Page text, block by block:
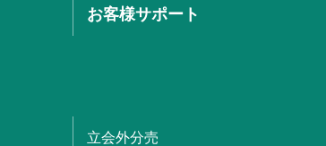
お客様サポート
立会外分売